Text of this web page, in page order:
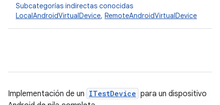
Subcategorías indirectas conocidas
LocalAndroidVirtualDevice, RemoteAndroidVirtualDevice
Implementación de un ITestDevice para un dispositivo